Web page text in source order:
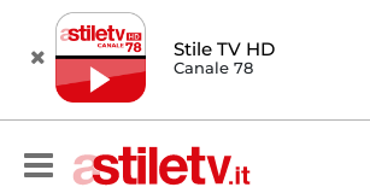
Stile TV HD
Canale 78